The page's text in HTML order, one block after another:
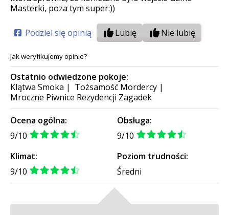
Masterki, poza tym super:))
Podziel się opinią Lubię Nie lubię
Jak weryfikujemy opinie?
Ostatnio odwiedzone pokoje:
Klątwa Smoka | Tożsamość Mordercy |
Mroczne Piwnice Rezydencji Zagadek
Ocena ogólna:
9/10
Obsługa:
9/10
Klimat:
9/10
Poziom trudności:
Średni